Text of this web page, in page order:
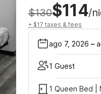
$130$114/
+ $17 taxes & fees
ago 7, 2026 –
1 Guest
1 Queen Bed |